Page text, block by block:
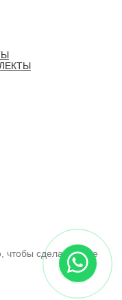
чтобы сделать ваше